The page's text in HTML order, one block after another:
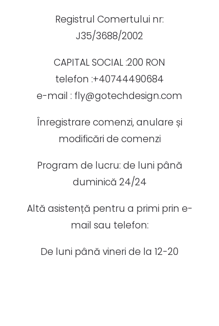
Registrul Comertului nr:
J35/3688/2002
CAPITAL SOCIAL :200 RON
telefon :+40744490684
e-mail : fly@gotechdesign.com
Înregistrare comenzi, anulare și
modificări de comenzi
Program de lucru: de luni până
duminică 24/24
Altă asistență pentru a primi prin e-
mail sau telefon:
De luni până vineri de la 12-20